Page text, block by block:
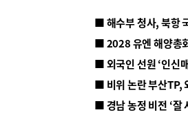
■ 해수부 청사, 북항
■ 2028 유엔 해양총
■ 외국인 선원 ‘인신
■ 비위 논란 부산TP,